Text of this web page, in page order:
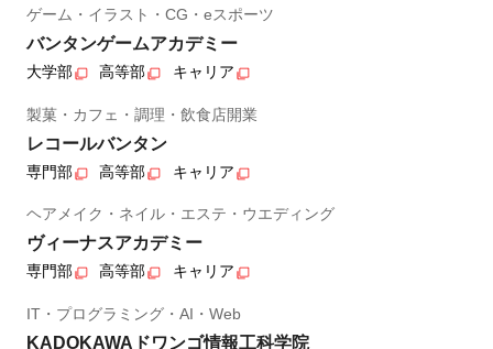
ゲーム・イラスト・CG・eスポーツ
バンタンゲームアカデミー
大学部 高等部 キャリア
製菓・カフェ・調理・飲食店開業
レコールバンタン
専門部 高等部 キャリア
ヘアメイク・ネイル・エステ・ウエディング
ヴィーナスアカデミー
専門部 高等部 キャリア
IT・プログラミング・AI・Web
KADOKAWAドワンゴ情報工科学院